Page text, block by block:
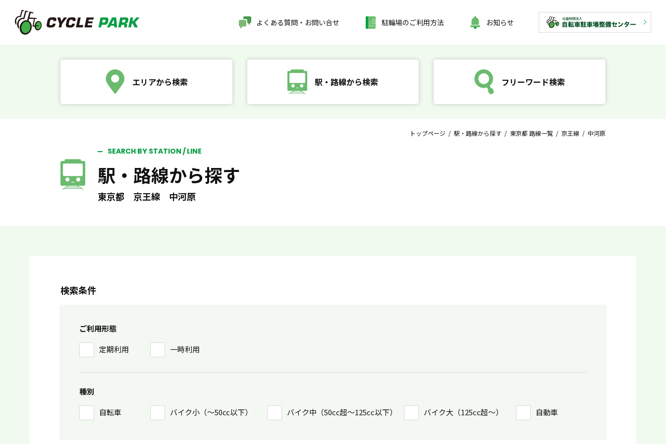
よくある質問・お問い合せ 駐輪場のご利用方法 お知らせ
エリアから検索 駅・路線から検索 フリーワード検索
トップページ / 駅・路線から探す / 東京都 路線一覧 / 京王線 / 中河原
SEARCH BY STATION / LINE
駅・路線から探す
東京都 京王線 中河原
検索条件
ご利用形態
定期利用
一時利用
種別
自転車
バイク小（〜50㏄以下） バイク中（50cc超〜125cc以下） バイク大（125cc超〜） 自動車